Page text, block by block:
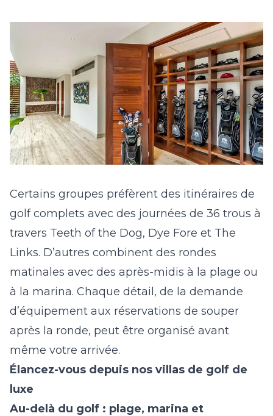
Certains groupes préfèrent des itinéraires de
golf complets avec des journées de 36 trous à
travers Teeth of the Dog, Dye Fore et The
Links. D’autres combinent des rondes
matinales avec des après-midis à la plage ou
à la marina. Chaque détail, de la demande
d’équipement aux réservations de souper
après la ronde, peut être organisé avant
même votre arrivée.
Élancez-vous depuis nos villas de golf de
luxe
Au-delà du golf : plage, marina et